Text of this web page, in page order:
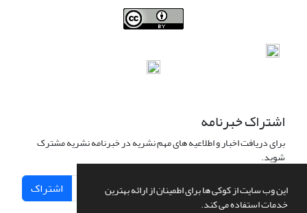
این وب سایت از کوکی ها برای اطمینان از ارائه بهترین
خدمات استفاده می کند.
اشتراک خبرنامه
برای دریافت اخبار و اطلاعیه های مهم نشریه در خبرنامه نشریه مشترک
شوید.
اشتراک